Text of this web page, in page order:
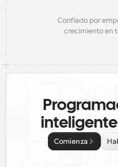
Confiado por
crecimiento en
Comienza